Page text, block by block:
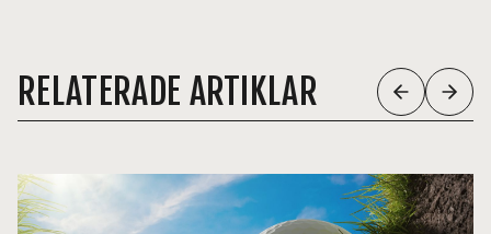
RELATERADE ARTIKLAR